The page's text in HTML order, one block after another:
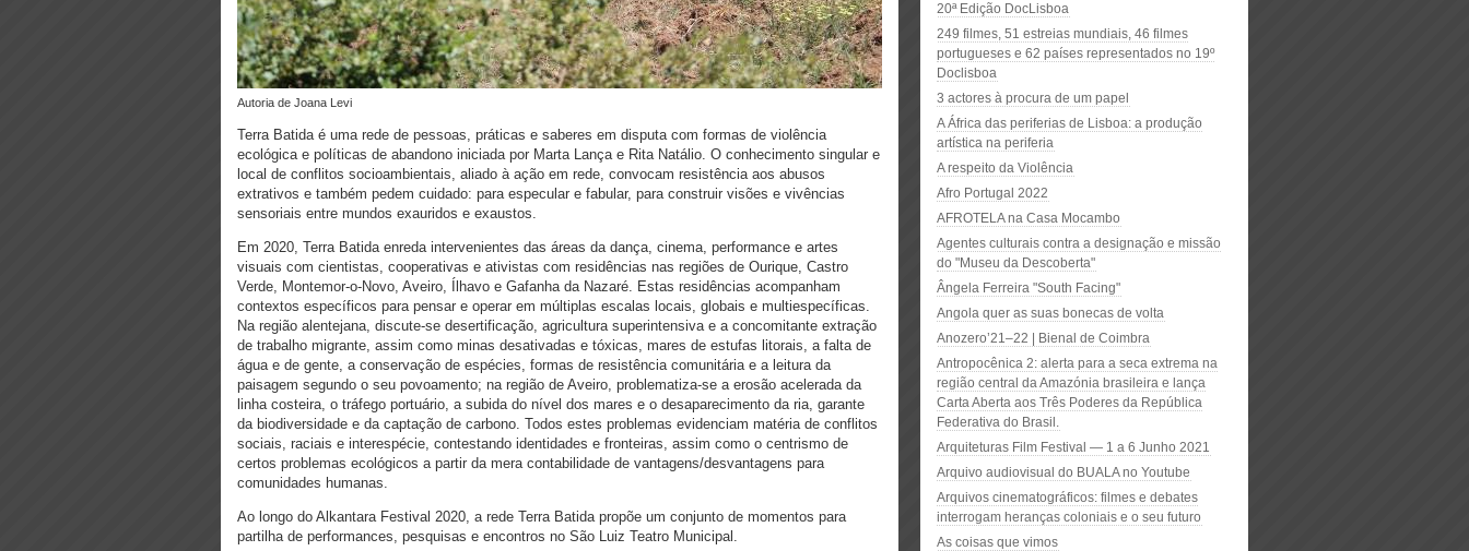
Autoria de Joana Levi
Terra Batida é uma rede de pessoas, práticas e saberes em disputa com formas de violência
ecológica e políticas de abandono iniciada por Marta Lança e Rita Natálio. O conhecimento singular e
local de conflitos socioambientais, aliado à ação em rede, convocam resistência aos abusos
extrativos e também pedem cuidado: para especular e fabular, para construir visões e vivências
sensoriais entre mundos exauridos e exaustos.
Em 2020, Terra Batida enreda intervenientes das áreas da dança, cinema, performance e artes
visuais com cientistas, cooperativas e ativistas com residências nas regiões de Ourique, Castro
Verde, Montemor-o-Novo, Aveiro, Ílhavo e Gafanha da Nazaré. Estas residências acompanham
contextos específicos para pensar e operar em múltiplas escalas locais, globais e multiespecíficas.
Na região alentejana, discute-se desertificação, agricultura superintensiva e a concomitante extração
de trabalho migrante, assim como minas desativadas e tóxicas, mares de estufas litorais, a falta de
água e de gente, a conservação de espécies, formas de resistência comunitária e a leitura da
paisagem segundo o seu povoamento; na região de Aveiro, problematiza-se a erosão acelerada da
linha costeira, o tráfego portuário, a subida do nível dos mares e o desaparecimento da ria, garante
da biodiversidade e da captação de carbono. Todos estes problemas evidenciam matéria de conflitos
sociais, raciais e interespécie, contestando identidades e fronteiras, assim como o centrismo de
certos problemas ecológicos a partir da mera contabilidade de vantagens/desvantagens para
comunidades humanas.
Ao longo do Alkantara Festival 2020, a rede Terra Batida propõe um conjunto de momentos para
partilha de performances, pesquisas e encontros no São Luiz Teatro Municipal.
20ª Edição DocLisboa
249 filmes, 51 estreias mundiais, 46 filmes
portugueses e 62 países representados no 19º
Doclisboa
3 actores à procura de um papel
A África das periferias de Lisboa: a produção
artística na periferia
A respeito da Violência
Afro Portugal 2022
AFROTELA na Casa Mocambo
Agentes culturais contra a designação e missão
do "Museu da Descoberta"
Ângela Ferreira "South Facing"
Angola quer as suas bonecas de volta
Anozero’21–22 | Bienal de Coimbra
Antropocênica 2: alerta para a seca extrema na
região central da Amazónia brasileira e lança
Carta Aberta aos Três Poderes da República
Federativa do Brasil.
Arquiteturas Film Festival — 1 a 6 Junho 2021
Arquivo audiovisual do BUALA no Youtube
Arquivos cinematográficos: filmes e debates
interrogam heranças coloniais e o seu futuro
As coisas que vimos